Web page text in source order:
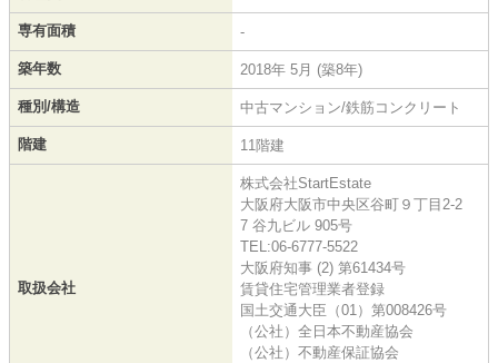
専有面積 -
築年数 2018年 5月 (築8年)
種別/構造 中古マンション/鉄筋コンクリート
階建 11階建
取扱会社
株式会社StartEstate
大阪府大阪市中央区谷町９丁目2-2
7 谷九ビル 905号
TEL:06-6777-5522
大阪府知事 (2) 第61434号
賃貸住宅管理業者登録
国土交通大臣（01）第008426号
（公社）全日本不動産協会
（公社）不動産保証協会